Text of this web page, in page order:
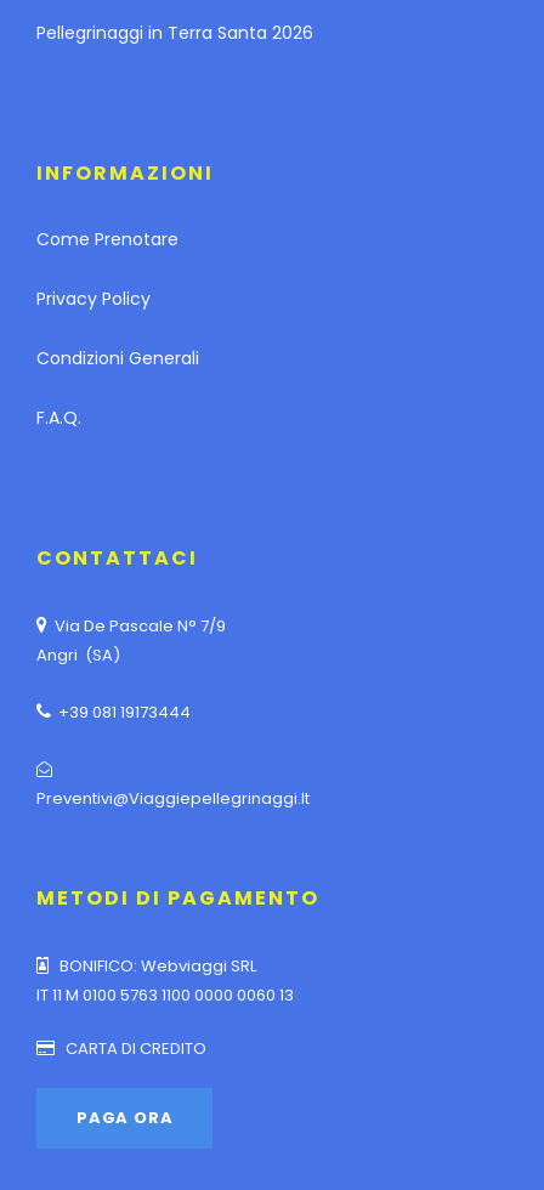
Pellegrinaggi in Terra Santa 2026
INFORMAZIONI
Come Prenotare
Privacy Policy
Condizioni Generali
F.A.Q.
CONTATTACI
Via De Pascale N° 7/9
Angri (SA)
+39 081 19173444
Preventivi@viaggiepellegrinaggi.it
METODI DI PAGAMENTO
BONIFICO: Webviaggi SRL
IT 11 M 0100 5763 1100 0000 0060 13
CARTA DI CREDITO